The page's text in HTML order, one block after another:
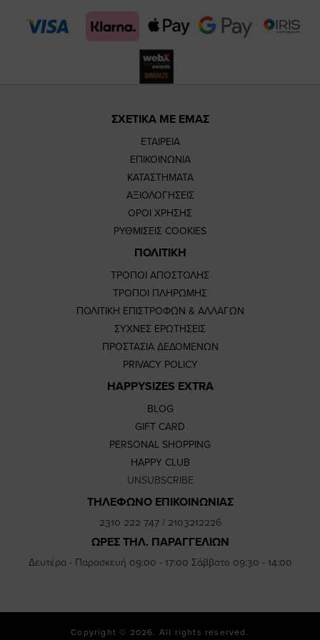
pagepage
ΣΧΕΤΙΚΑ ΜΕ ΕΜΑΣ
ΕΤΑΙΡΕΙΑ
ΕΠΙΚΟΙΝΩΝΙΑ
ΚΑΤΑΣΤΗΜΑΤΑ
ΑΞΙΟΛΟΓΗΣΕΙΣ
ΟΡΟΙ ΧΡΗΣΗΣ
ΡΥΘΜΙΣΕΙΣ COOKIES
ΠΟΛΙΤΙΚΗ
ΤΡΟΠΟΙ ΑΠΟΣΤΟΛΗΣ
ΤΡΟΠΟΙ ΠΛΗΡΩΜΗΣ
ΠΟΛΙΤΙΚΗ ΕΠΙΣΤΡΟΦΩΝ & ΑΛΛΑΓΩΝ
ΣΥΧΝΕΣ ΕΡΩΤΗΣΕΙΣ
ΠΡΟΣΤΑΣΙΑ ΔΕΔΟΜΕΝΩΝ
PRIVACY POLICY
HAPPYSIZES EXTRA
BLOG
GIFT CARD
PERSONAL SHOPPING
HAPPY CLUB
UNSUBSCRIBE
ΤΗΛΕΦΩΝΟ ΕΠΙΚΟΙΝΩΝΙΑΣ
2310 222 747/ 2103212226
ΩΡΕΣ ΤΗΛ. ΠΑΡΑΓΓΕΛΙΩΝ
Δευτέρα - Παρασκευή 09:00 - 17:00 Σάββατο 09:30 - 14:00
Copyright © 2026. All rights reserved.